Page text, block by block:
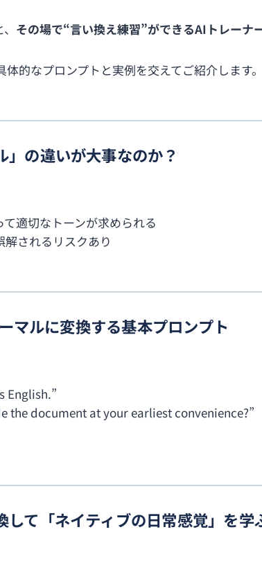
その場で“言い換え練習”ができるAIトレーナ
的なプロンプトと実例を交えてご紹介します。
の違いが大事なのか？
適切なトーンが求められる
されるリスクあり
マルに変換する基本プロンプト
English.”
the document at your earliest convenience?”
て「ネイティブの日常感覚」を学